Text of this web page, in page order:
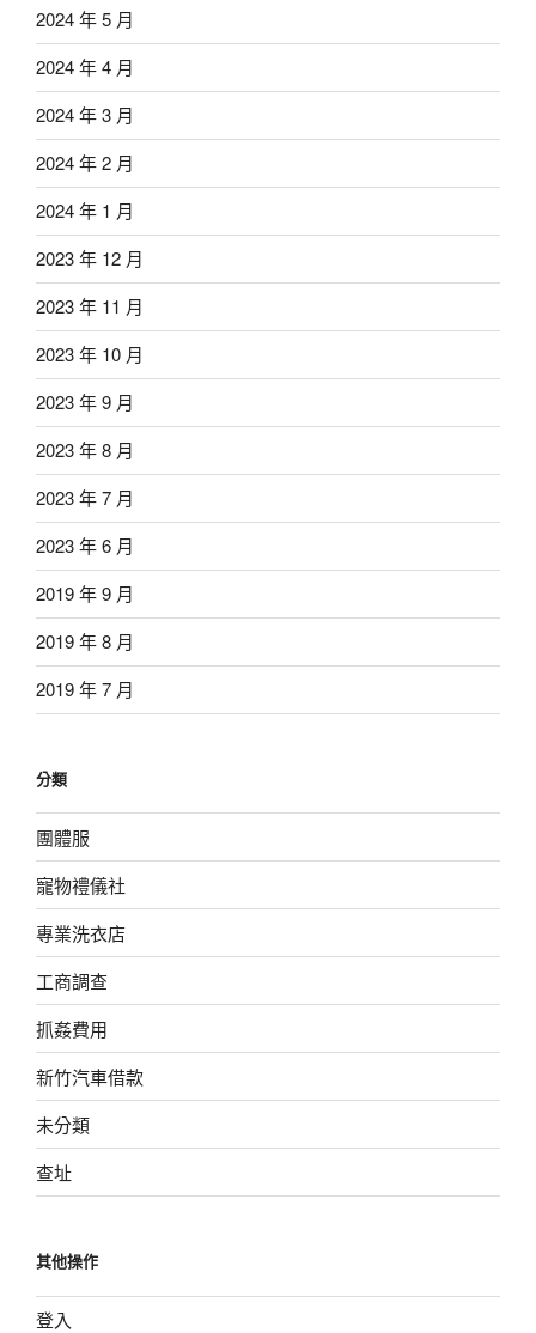
2024 年 5 月
2024 年 4 月
2024 年 3 月
2024 年 2 月
2024 年 1 月
2023 年 12 月
2023 年 11 月
2023 年 10 月
2023 年 9 月
2023 年 8 月
2023 年 7 月
2023 年 6 月
2019 年 9 月
2019 年 8 月
2019 年 7 月
分類
團體服
寵物禮儀社
專業洗衣店
工商調查
抓姦費用
新竹汽車借款
未分類
查址
其他操作
登入